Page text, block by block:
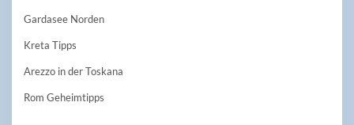
Gardasee Norden
Kreta Tipps
Arezzo in der Toskana
Rom Geheimtipps